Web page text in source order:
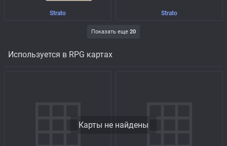
Strato Strato
Показать еще 20
Используется в RPG картах
Карты не найдены